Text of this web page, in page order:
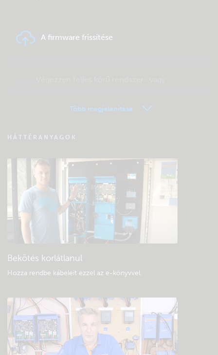
A firmware frissítése
VRM távfelügyelet – Kérdések és válaszok
Keressen a közösség tudásbázisában
Általános letöltések és dokumentáció
Több megjelenítése
HÁTTÉRANYAGOK
Bekötés korlátlanul
Hozza rendbe kábeleit ezzel az e-könyvvel.